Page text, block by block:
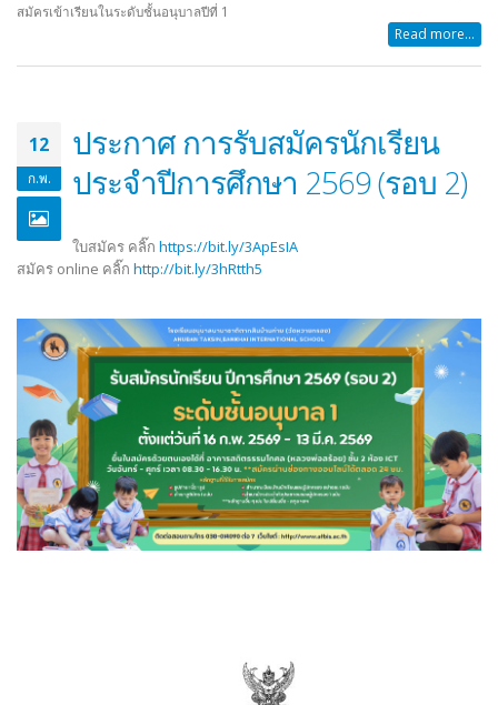
สมัครเข้าเรียนในระดับชั้นอนุบาลปีที่ 1
Read more...
12
ก.พ.
ประกาศ การรับสมัครนักเรียน
ประจำปีการศึกษา 2569 (รอบ 2)
ใบสมัคร คลิ๊ก https://bit.ly/3ApEsIA
สมัคร online คลิ๊ก http://bit.ly/3hRtth5